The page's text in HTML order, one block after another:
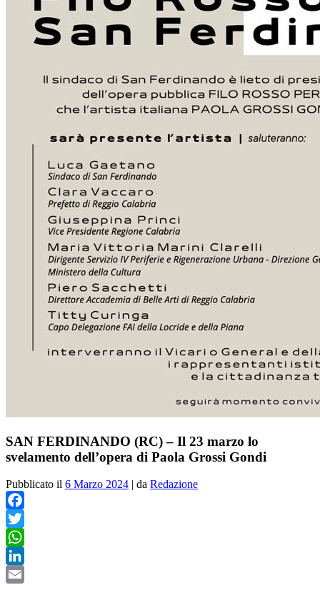
SAN FERDINANDO (RC) – Il 23 marzo lo
svelamento dell’opera di Paola Grossi Gondi
Pubblicato il 6 Marzo 2024 | da Redazione
Facebook
Twitter
WhatsApp
LinkedIn